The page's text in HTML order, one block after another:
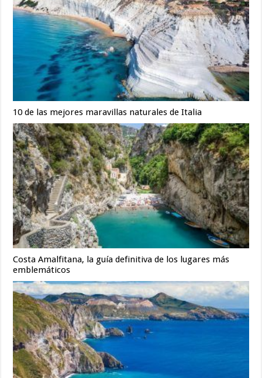
10 de las mejores maravillas naturales de Italia
Costa Amalfitana, la guía definitiva de los lugares más
emblemáticos